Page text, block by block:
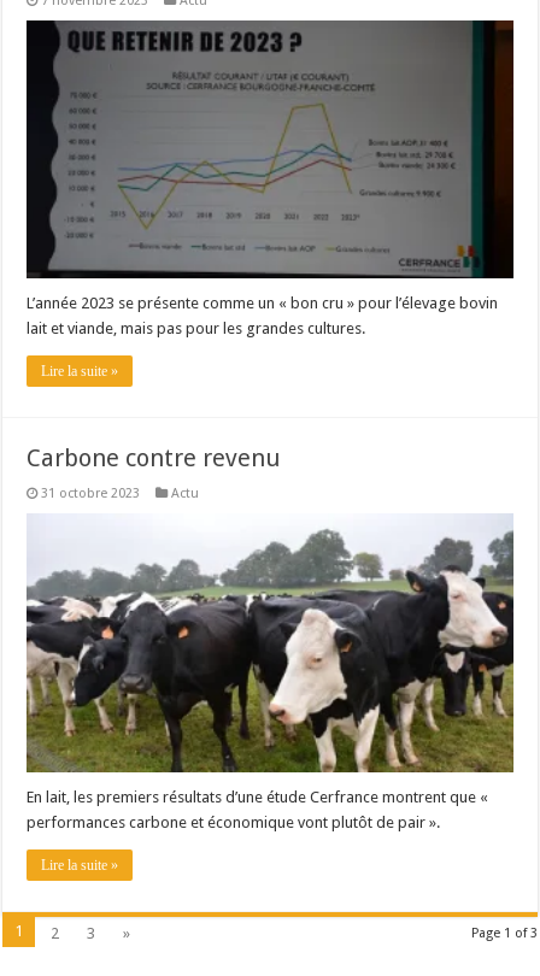
L’année 2023 se présente comme un « bon cru » pour l’élevage bovin
lait et viande, mais pas pour les grandes cultures.
Lire la suite »
Carbone contre revenu
31 octobre 2023 Actu
En lait, les premiers résultats d’une étude Cerfrance montrent que «
performances carbone et économique vont plutôt de pair ».
Lire la suite »
Page 1 of 3
1 2 3 »